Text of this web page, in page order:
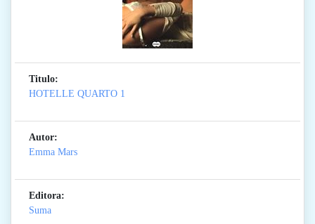
Titulo:
HOTELLE QUARTO 1
Autor:
Emma Mars
Editora:
Suma